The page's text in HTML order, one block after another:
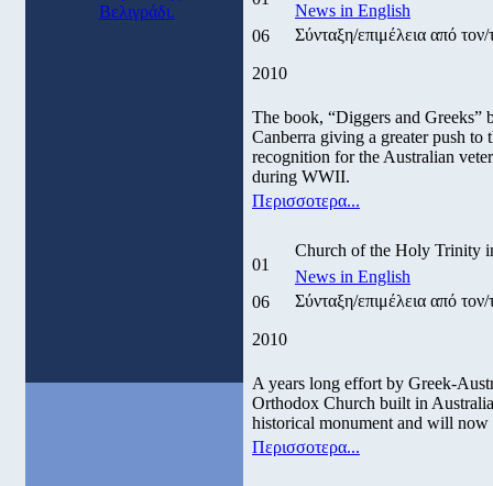
Βελιγράδι.
06
2010
News in English
Σύνταξη/επιμέλεια από
The book, “Diggers and Greeks”
Canberra giving a greater push to
recognition for the Australian
during WWII.
Περισσοτερα...
01
06
2010
Church of the Holy Trinity
News in English
Σύνταξη/επιμέλεια από
A years long effort by Greek-
Orthodox Church built in
historical monument and will
Περισσοτερα...